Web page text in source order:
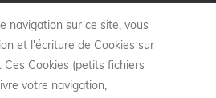
Marchés publics
Nos partenaires
Nous contacter
navigation sur ce site, vous
et l'écriture de Cookies sur
Cookies (petits fichiers
votre navigation,